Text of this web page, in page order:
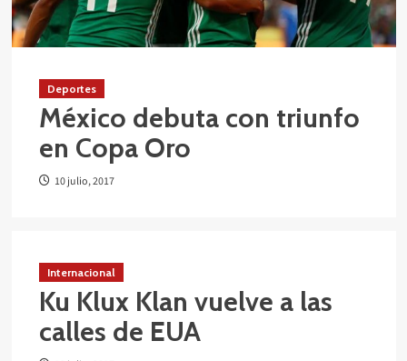
Deportes
México debuta con triunfo
en Copa Oro
10 julio, 2017
Internacional
Ku Klux Klan vuelve a las
calles de EUA